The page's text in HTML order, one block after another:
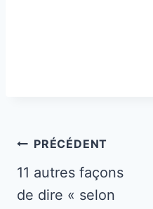
Navigation
de
PRÉCÉDENT
11 autres façons
de dire « selon